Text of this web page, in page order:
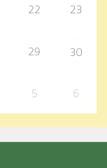
22 23
29 30
5 6